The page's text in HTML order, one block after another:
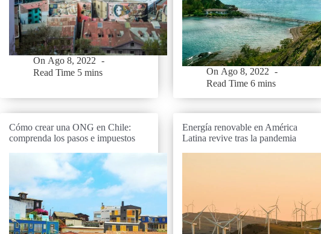
On Ago 8, 2022
Read Time 5 mins On Ago 8, 2022
Read Time 6 mins
Cómo crear una ONG en Chile:
comprenda los pasos e impuestos
Energía renovable en América
Latina revive tras la pandemia